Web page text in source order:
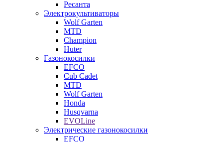
Ресанта
Электрокультиваторы
Wolf Garten
MTD
Champion
Huter
Газонокосилки
EFCO
Cub Cadet
MTD
Wolf Garten
Honda
Husqvarna
EVOLine
Электрические газонокосилки
EFCO